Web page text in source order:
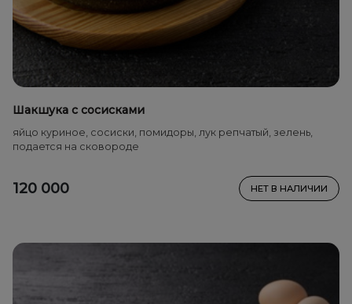
Шакшука с сосисками
яйцо куриное, сосиски, помидоры, лук репчатый, зелень,
подается на сковороде
120 000 НЕТ В НАЛИЧИИ